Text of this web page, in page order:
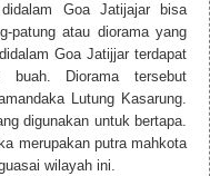
Goa Jatijajar bisa
patung atau diorama yang
Goa Jatijjar terdapat
Diorama tersebut
Lutung Kasarung.
digunakan untuk bertapa.
merupakan putra mahkota
wilayah ini.